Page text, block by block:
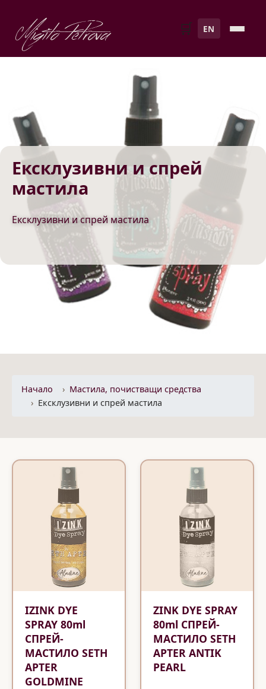
Migito Petrova 🛒 EN
Ексклузивни и спрей
мастила
Ексклузивни и спрей мастила
Начало
Mастила, почистващи средства
Ексклузивни и спрей мастила
IZINK DYE
SPRAY 80ml
СПРЕЙ-
МАСТИЛО SETH
APTER
GOLDMINE
ZINK DYE SPRAY
80ml СПРЕЙ-
МАСТИЛО SETH
APTER ANTIK
PEARL